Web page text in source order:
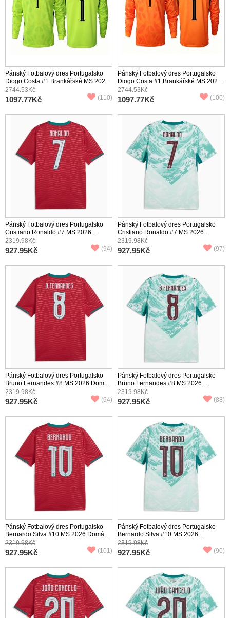
Pánský Fotbalový dres Portugalsko
Diogo Costa #1 Brankářské MS 2026
Domácí Dlouhý Rukáv
2744.53Kč
1097.77Kč (110)
Pánský Fotbalový dres Portugalsko
Diogo Costa #1 Brankářské MS 2026
Venkovní Dlouhý Rukáv
2744.53Kč
1097.77Kč (100)
Pánský Fotbalový dres Portugalsko
Cristiano Ronaldo #7 MS 2026
Domácí Krátký Rukáv
2319.98Kč
927.95Kč (94)
Pánský Fotbalový dres Portugalsko
Cristiano Ronaldo #7 MS 2026
Venkovní Krátký Rukáv
2319.98Kč
927.95Kč (97)
Pánský Fotbalový dres Portugalsko
Bruno Fernandes #8 MS 2026 Domácí
Krátký Rukáv
2319.98Kč
927.95Kč (94)
Pánský Fotbalový dres Portugalsko
Bruno Fernandes #8 MS 2026
Venkovní Krátký Rukáv
2319.98Kč
927.95Kč (88)
Pánský Fotbalový dres Portugalsko
Bernardo Silva #10 MS 2026 Domácí
Krátký Rukáv
2319.98Kč
927.95Kč (101)
Pánský Fotbalový dres Portugalsko
Bernardo Silva #10 MS 2026
Venkovní Krátký Rukáv
2319.98Kč
927.95Kč (90)